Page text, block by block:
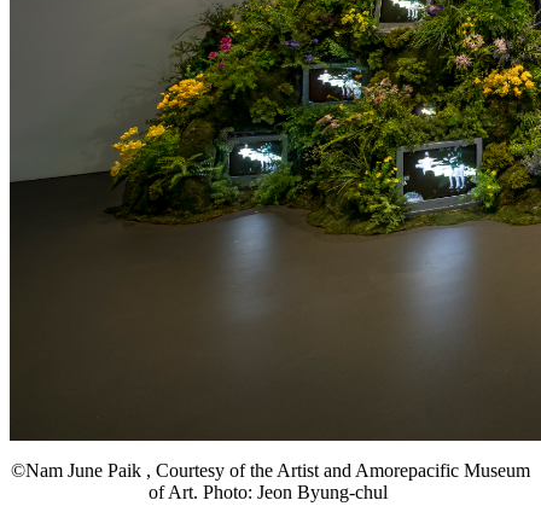
©Nam June Paik , Courtesy of the Artist and Amorepacific Museum
of Art. Photo: Jeon Byung-chul